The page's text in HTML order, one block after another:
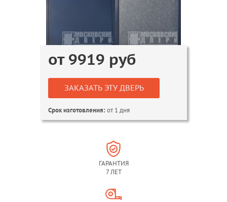
от 9919 руб
ЗАКАЗАТЬ ЭТУ ДВЕРЬ
Срок изготовления:от 1 дня
ГАРАНТИЯ
7 ЛЕТ